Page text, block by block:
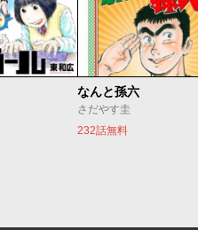
なんと孫六
さだやす圭
232話無料